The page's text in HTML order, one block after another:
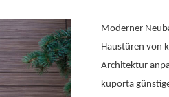
Moderner
Haustüren von
Architektur
kuporta